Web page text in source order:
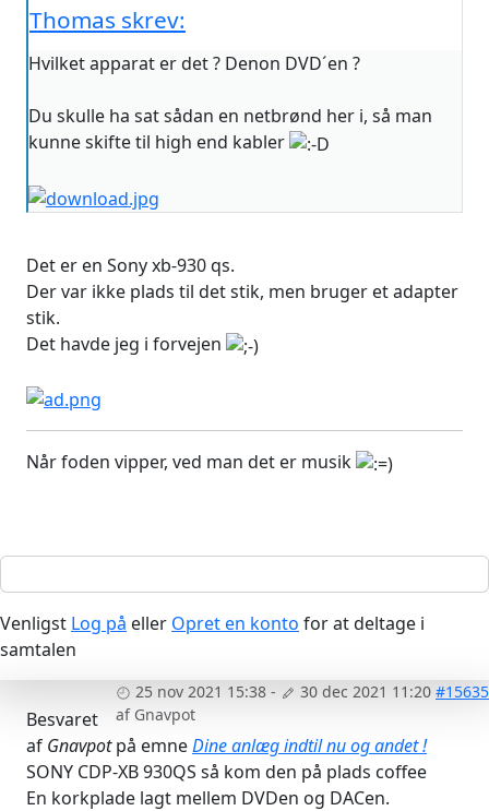
Thomas skrev:
Hvilket apparat er det ? Denon DVD´en ?
Du skulle ha sat sådan en netbrønd her i, så man
kunne skifte til high end kabler
Det er en Sony xb-930 qs.
Der var ikke plads til det stik, men bruger et adapter
stik.
Det havde jeg i forvejen
Når foden vipper, ved man det er musik
Venligst Log på eller Opret en konto for at deltage i
samtalen
25 nov 2021 15:38 - 30 dec 2021 11:20 #15635
af Gnavpot
Besvaret
af Gnavpotpå emneDine anlæg indtil nu og andet !
SONY CDP-XB 930QS så kom den på plads coffee
En korkplade lagt mellem DVDen og DACen.